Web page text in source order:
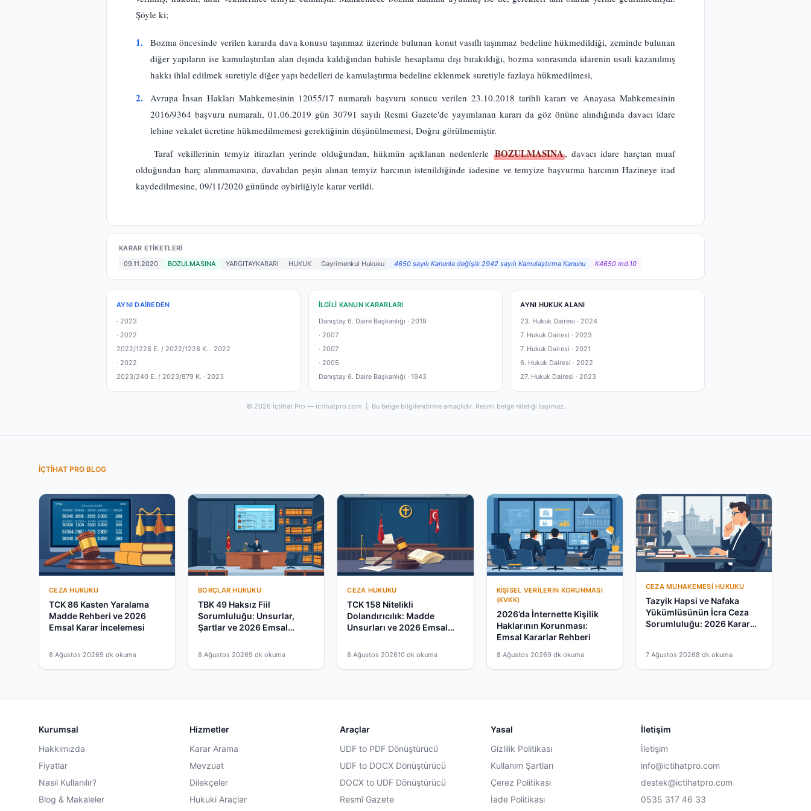
Şöyle ki;
1.
Bozma öncesinde verilen kararda dava konusu taşınmaz üzerinde bulunan konut vasıflı taşınmaz bedeline hükmedildiği, zeminde bulunan
diğer yapıların ise kamulaştırılan alan dışında kaldığından bahisle hesaplama dışı bırakıldığı, bozma sonrasında idarenin usuli kazanılmış
hakkı ihlal edilmek suretiyle diğer yapı bedelleri de kamulaştırma bedeline eklenmek suretiyle fazlaya hükmedilmesi,
2.
Avrupa İnsan Hakları Mahkemesinin 12055/17 numaralı başvuru sonucu verilen 23.10.2018 tarihli kararı ve Anayasa Mahkemesinin
2016/9364 başvuru numaralı, 01.06.2019 gün 30791 sayılı Resmi Gazete'de yayımlanan kararı da göz önüne alındığında davacı idare
lehine vekalet ücretine hükmedilmemesi gerektiğinin düşünülmemesi, Doğru görülmemiştir.
Taraf vekillerinin temyiz itirazları yerinde olduğundan, hükmün açıklanan nedenlerle BOZULMASINA, davacı idare harçtan muaf
olduğundan harç alınmamasına, davalıdan peşin alınan temyiz harcının istenildiğinde iadesine ve temyize başvurma harcının Hazineye irad
kaydedilmesine, 09/11/2020 gününde oybirliğiyle karar verildi.
KARAR ETIKETLERI
09.11.2020
BOZULMASINA YARGITAYKARARI HUKUK Gayrimenkul Hukuku 4650 sayılı Kanunla değişik 2942 sayılı Kamulaştırma Kanunu K4650 md.10
AYNI DAIREDEN
· 2023
· 2022
2022/1228 E. / 2022/1228 K. · 2022
· 2022
2023/240 E. / 2023/879 K. · 2023
İLGILI KANUN KARARLARI
Danıştay 6. Daire Başkanlığı · 2019
· 2007
· 2007
· 2005
Danıştay 6. Daire Başkanlığı · 1943
AYNI HUKUK ALANI
23. Hukuk Dairesi · 2024
7. Hukuk Dairesi · 2023
7. Hukuk Dairesi · 2021
6. Hukuk Dairesi · 2022
27. Hukuk Dairesi · 2023
© 2026 İçtihat Pro — ictihatpro.com | Bu belge bilgilendirme amaçlıdır. Resmi belge niteliği taşımaz.
İÇTIHAT PRO BLOG
CEZA HUKUKU
TCK 86 Kasten Yaralama
Madde Rehberi ve 2026
Emsal Karar İncelemesi
8 Ağustos 20269 dk okuma
BORÇLAR HUKUKU
TBK 49 Haksız Fiil
Sorumluluğu: Unsurlar,
Şartlar ve 2026 Emsal
8 Ağustos 20269 dk okuma
CEZA HUKUKU
TCK 158 Nitelikli
Dolandırıcılık: Madde
Unsurları ve 2026 Emsal
8 Ağustos 202610 dk okuma
KIŞISEL VERILERIN KORUNMASI
(KVKK)
2026’da İnternette Kişilik
Haklarının Korunması:
Emsal Kararlar Rehberi
8 Ağustos 20269 dk okuma
CEZA MUHAKEMESI HUKUKU
Tazyik Hapsi ve Nafaka
Yükümlüsünün İcra Ceza
Sorumluluğu: 2026 Karar
7 Ağustos 20268 dk okuma
Kurumsal
Hakkımızda
Fiyatlar
Nasıl Kullanılır?
Blog & Makaleler
Hizmetler
Karar Arama
Mevzuat
Dilekçeler
Hukuki Araçlar
Araçlar
UDF to PDF Dönüştürücü
UDF to DOCX Dönüştürücü
DOCX to UDF Dönüştürücü
Resmî Gazete
Yasal
Gizlilik Politikası
Kullanım Şartları
Çerez Politikası
İade Politikası
İletişim
İletişim
info@ictihatpro.com
destek@ictihatpro.com
0535 317 46 33